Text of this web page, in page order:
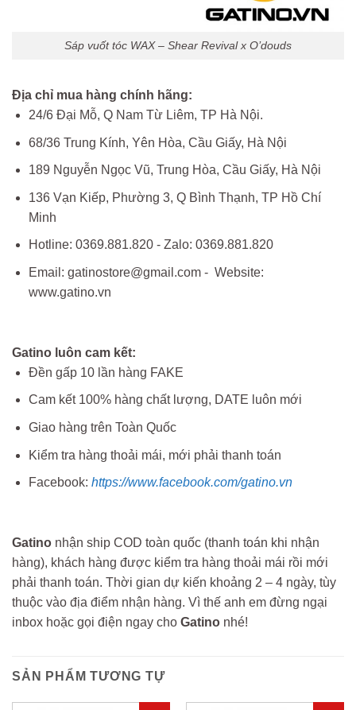
Sáp vuốt tóc WAX – Shear Revival x O’douds
Địa chỉ mua hàng chính hãng:
24/6 Đại Mỗ, Q Nam Từ Liêm, TP Hà Nội.
68/36 Trung Kính, Yên Hòa, Cầu Giấy, Hà Nội
189 Nguyễn Ngọc Vũ, Trung Hòa, Cầu Giấy, Hà Nội
136 Vạn Kiếp, Phường 3, Q Bình Thạnh, TP Hồ Chí
Minh
Hotline: 0369.881.820 - Zalo: 0369.881.820
Email: gatinostore@gmail.com - Website:
www.gatino.vn
Gatino luôn cam kết:
Đền gấp 10 lần hàng FAKE
Cam kết 100% hàng chất lượng, DATE luôn mới
Giao hàng trên Toàn Quốc
Kiểm tra hàng thoải mái, mới phải thanh toán
Facebook: https://www.facebook.com/gatino.vn
Gatino nhận ship COD toàn quốc (thanh toán khi nhận
hàng), khách hàng được kiểm tra hàng thoải mái rồi mới
phải thanh toán. Thời gian dự kiến khoảng 2 – 4 ngày, tùy
thuộc vào địa điểm nhận hàng. Vì thế anh em đừng ngại
inbox hoặc gọi điện ngay cho Gatino nhé!
SẢN PHẨM TƯƠNG TỰ